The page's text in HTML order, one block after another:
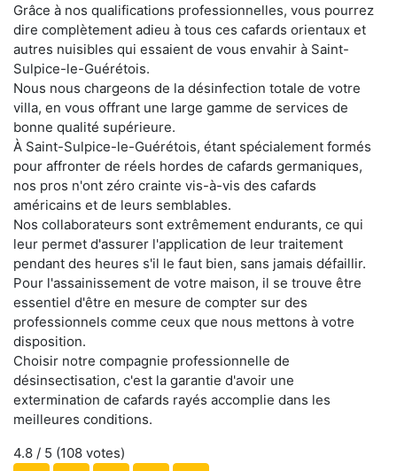
Grâce à nos qualifications professionnelles, vous pourrez
dire complètement adieu à tous ces cafards orientaux et
autres nuisibles qui essaient de vous envahir à Saint-
Sulpice-le-Guérétois.
Nous nous chargeons de la désinfection totale de votre
villa, en vous offrant une large gamme de services de
bonne qualité supérieure.
À Saint-Sulpice-le-Guérétois, étant spécialement formés
pour affronter de réels hordes de cafards germaniques,
nos pros n'ont zéro crainte vis-à-vis des cafards
américains et de leurs semblables.
Nos collaborateurs sont extrêmement endurants, ce qui
leur permet d'assurer l'application de leur traitement
pendant des heures s'il le faut bien, sans jamais défaillir.
Pour l'assainissement de votre maison, il se trouve être
essentiel d'être en mesure de compter sur des
professionnels comme ceux que nous mettons à votre
disposition.
Choisir notre compagnie professionnelle de
désinsectisation, c'est la garantie d'avoir une
extermination de cafards rayés accomplie dans les
meilleures conditions.
4.8 / 5 (108 votes)